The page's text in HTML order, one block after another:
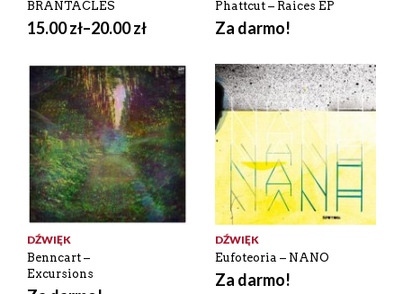
BRANTACLES
15.00zł–20.00zł
Phattcut – Raices EP
Za darmo!
DŹWIĘK
Benncart –
Excursions
DŹWIĘK
Eufoteoria – NANO
Za darmo!